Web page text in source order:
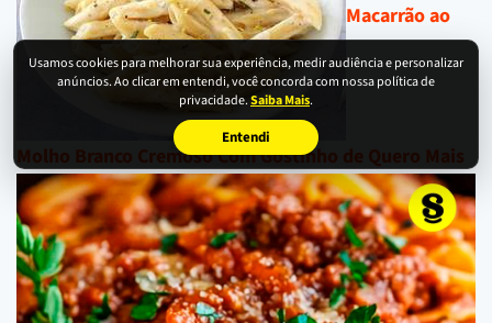
Usamos cookies para melhorar sua experiência, medir audiência e personalizar
anúncios. Ao clicar em entendi, você concorda com nossa política de
privacidade.Saiba Mais.
Entendi
Macarrão ao
Molho Branco Cremoso Com Gostinho de Quero Mais